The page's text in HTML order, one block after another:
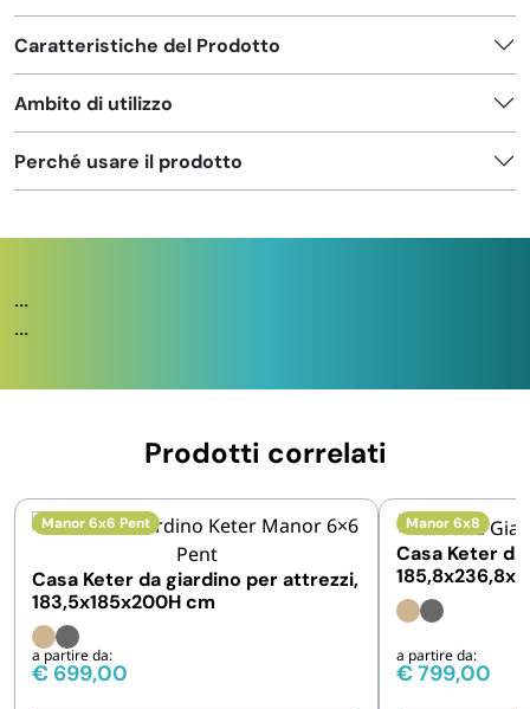
Caratteristiche del Prodotto
Ambito di utilizzo
Perché usare il prodotto
...
...
Prodotti correlati
Manor 6x6 Pent
Casa Keter da giardino per attrezzi,
183,5x185x200H cm
a partire da:
€ 699,00
Manor 6x8
Casa Keter
a partire da:
€799,00